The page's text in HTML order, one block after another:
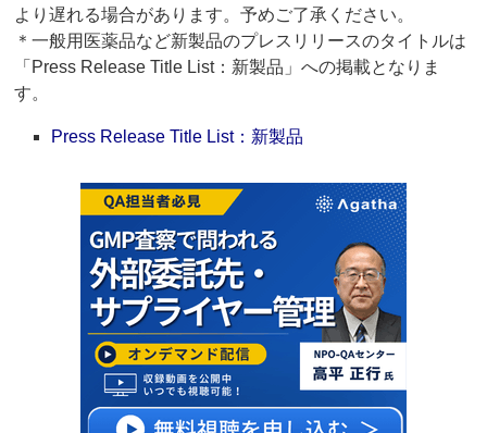
より遅れる場合があります。予めご了承ください。
＊一般用医薬品など新製品のプレスリリースのタイトルは
「Press Release Title List：新製品」への掲載となりま
す。
Press Release Title List：新製品